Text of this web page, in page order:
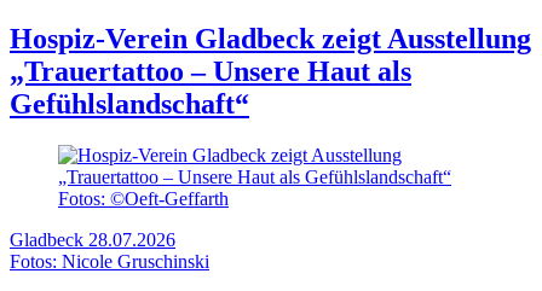
Hospiz-Verein Gladbeck zeigt Ausstellung
„Trauertattoo – Unsere Haut als
Gefühlslandschaft“
Fotos: ©Oeft-Geffarth
Gladbeck 28.07.2026
Fotos: Nicole Gruschinski